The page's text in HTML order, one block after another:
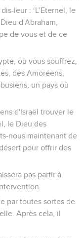
leur : ‘L'Eternel, le
d'Abraham,
de vous et de ce
où vous souffrez,
des Amoréens,
un pays où
d'Israël trouver le
le Dieu des
nous maintenant de
pour offrir des
pas partir à
par toutes sortes de
Après cela, il